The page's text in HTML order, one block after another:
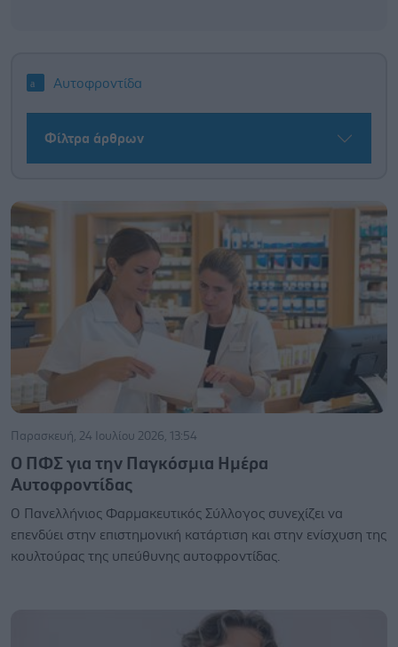
Αυτοφροντίδα
Φίλτρα άρθρων
Παρασκευή, 24 Ιουλίου 2026, 13:54
Ο ΠΦΣ για την Παγκόσμια Ημέρα
Αυτοφροντίδας
Ο Πανελλήνιος Φαρμακευτικός Σύλλογος συνεχίζει να
επενδύει στην επιστημονική κατάρτιση και στην ενίσχυση της
κουλτούρας της υπεύθυνης αυτοφροντίδας.